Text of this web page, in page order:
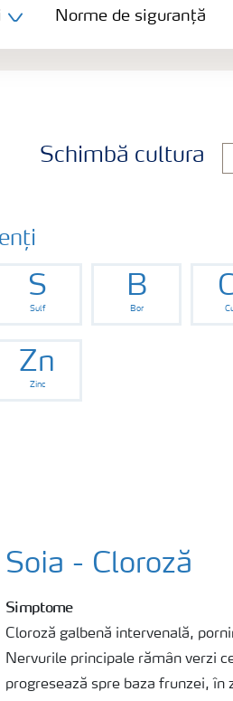
Norme de siguranță
Schimbă cultura
S
Sulf
B
Bor
Zn
Zinc
Soia - Cloroză
Simptome
Cloroză galbenă intervenală,
Nervurile principale rămân verzi
progresează spre baza frunzei,